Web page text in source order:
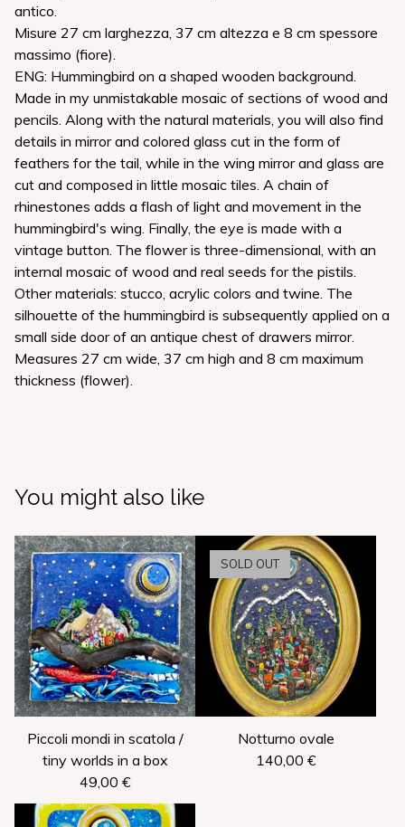
antico.
Misure 27 cm larghezza, 37 cm altezza e 8 cm spessore
massimo (fiore).
ENG: Hummingbird on a shaped wooden background.
Made in my unmistakable mosaic of sections of wood and
pencils. Along with the natural materials, you will also find
details in mirror and colored glass cut in the form of
feathers for the tail, while in the wing mirror and glass are
cut and composed in little mosaic tiles. A chain of
rhinestones adds a flash of light and movement in the
hummingbird's wing. Finally, the eye is made with a
vintage button. The flower is three-dimensional, with an
internal mosaic of wood and real seeds for the pistils.
Other materials: stucco, acrylic colors and twine. The
silhouette of the hummingbird is subsequently applied on a
small side door of an antique chest of drawers mirror.
Measures 27 cm wide, 37 cm high and 8 cm maximum
thickness (flower).
You might also like
Piccoli mondi in scatola /
tiny worlds in a box
49,00 €
SOLD OUT
Notturno ovale
140,00 €